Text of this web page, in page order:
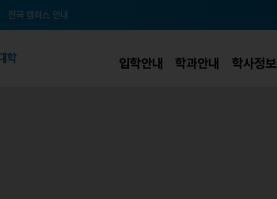
전국 캠퍼스 안내
입학안내 학과안내 학사정보